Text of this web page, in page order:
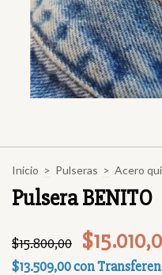
Inicio > Pulseras > Acero
Pulsera BENITO
$15.800,00
$13.509,00con